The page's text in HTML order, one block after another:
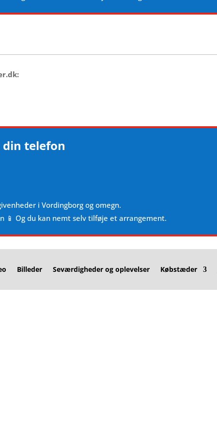
din telefon
i Vordingborg og omegn.
📱 Og du kan nemt selv tilføje et arrangement.
Billeder Seværdigheder og oplevelser Købstæder